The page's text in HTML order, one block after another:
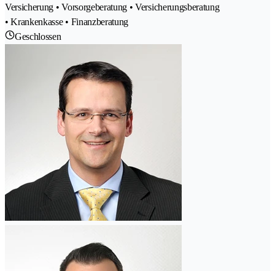
Versicherung • Vorsorgeberatung • Versicherungsberatung
• Krankenkasse • Finanzberatung
Geschlossen